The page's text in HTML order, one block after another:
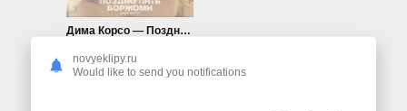
Дима Корсо — Поздно пить Боржоми
novyeklipy.ru
Would like to send you notifications